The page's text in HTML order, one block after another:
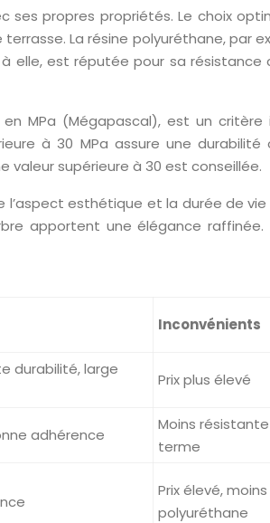
ses propres propriétés. Le choix
terrasse. La résine polyuréthane,
elle, est réputée pour sa
MPa (Mégapascal), est un
à 30 MPa assure une
valeur supérieure à 30 est conseillée.
esthétique et la durée de
apportent une élégance
Inconvénients
durabilité, large
Prix plus élevé
adhérence
Moins
terme
Prix élevé,
polyuréthane